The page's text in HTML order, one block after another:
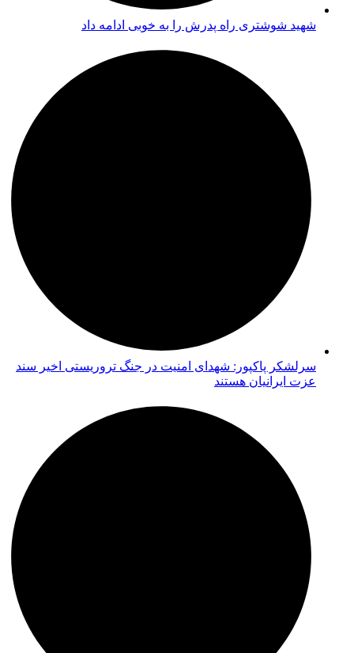
شهید شوشتری راه پدرش را به خوبی ادامه داد
سرلشکر پاکپور: شهدای امنیت در جنگ تروریستی اخیر سند
عزت ایرانیان هستند